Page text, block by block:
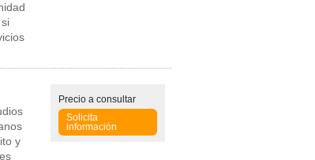
y
Precioa consultar
Solicita
información